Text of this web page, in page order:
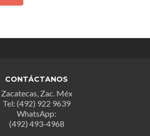
CONTÁCTANOS
Zacatecas, Zac. Méx
Tel: (492) 922 9639
WhatsApp:
(492) 493-4968